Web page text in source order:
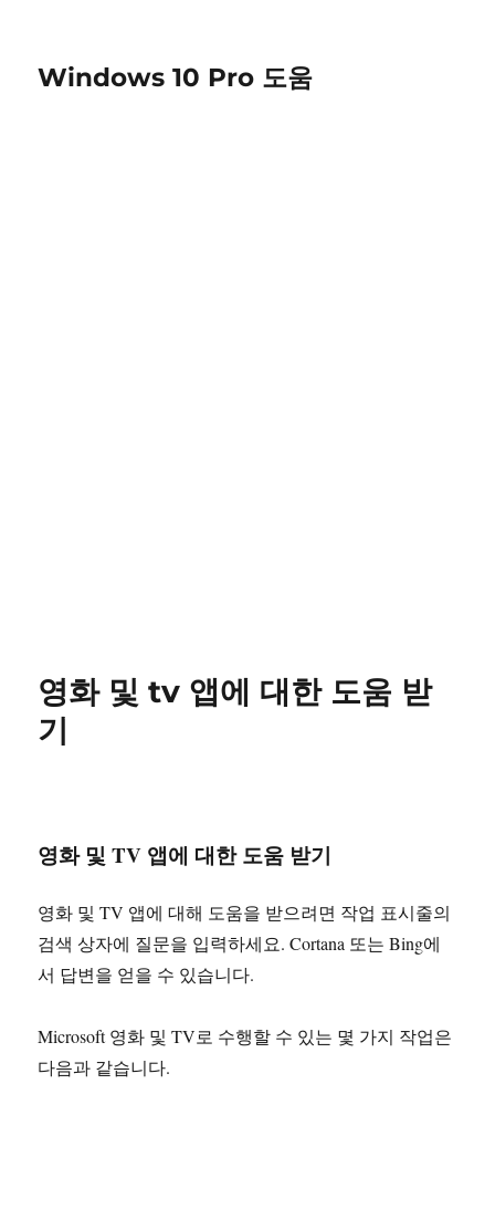
Windows 10 Pro 도움
영화 및 tv 앱에 대한 도움 받
기
영화 및 TV 앱에 대한 도움 받기
영화 및 TV 앱에 대해 도움을 받으려면 작업 표시줄의
검색 상자에 질문을 입력하세요. Cortana 또는 Bing에
서 답변을 얻을 수 있습니다.
Microsoft 영화 및 TV로 수행할 수 있는 몇 가지 작업은
다음과 같습니다.